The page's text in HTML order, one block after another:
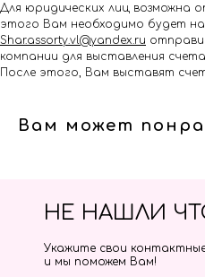
Для юридических лиц возможна
этого Вам необходимо будет
Shar.assorty.vl@yandex.ru
компании для выставления
После этого, Вам выставят
Вам может
НЕ НАШЛИ
Укажите свои
и мы поможем Вам!